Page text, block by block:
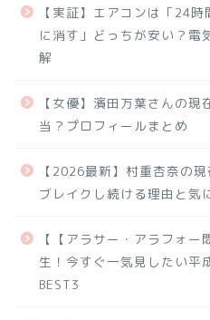
【実証】エアコンは「24
に消す」どっちが安い？電
解
【女優】濱田万葉さんの
当？プロフィールまとめ
【2026最新】村重杏奈の
ブレイクし続ける理由と気
【【アラサー・アラフォ
生！今すぐ一気見したい平
BEST3